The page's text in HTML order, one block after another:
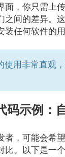
面，你只需上
之间的差异。
任何软件的用
使用非常直观
码示例：
者，可能会希
比。以下是一